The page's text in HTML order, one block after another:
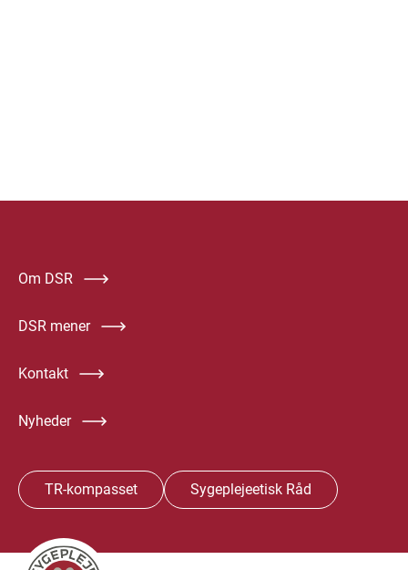
Om DSR
DSR mener
Kontakt
Nyheder
TR-kompasset Sygeplejeetisk Råd